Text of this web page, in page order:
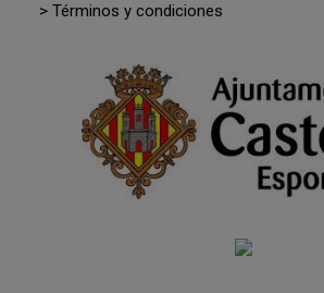
> Términos y condiciones